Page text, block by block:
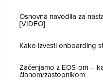
Osnovna navodila za
[VIDEO]
Kako izvesti onboarding
Začenjamo z EOS-om –
članom/zastopnikom